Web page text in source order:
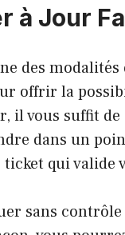
à Jour
des
offrir la
il vous suffit
dans un
qui valide
sans